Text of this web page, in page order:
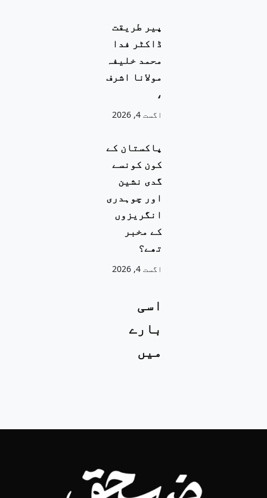
پیر طریقت
ڈاکٹر فدا
محمد خلیفہ
مولانا اشرف
،
اگست 4, 2026
پاکستان کے
کون کونسے
گدی نشین
اور چوہدری
انگریزوں
کے مخبر
تھے؟
اگست 4, 2026
اسی
بارے
میں